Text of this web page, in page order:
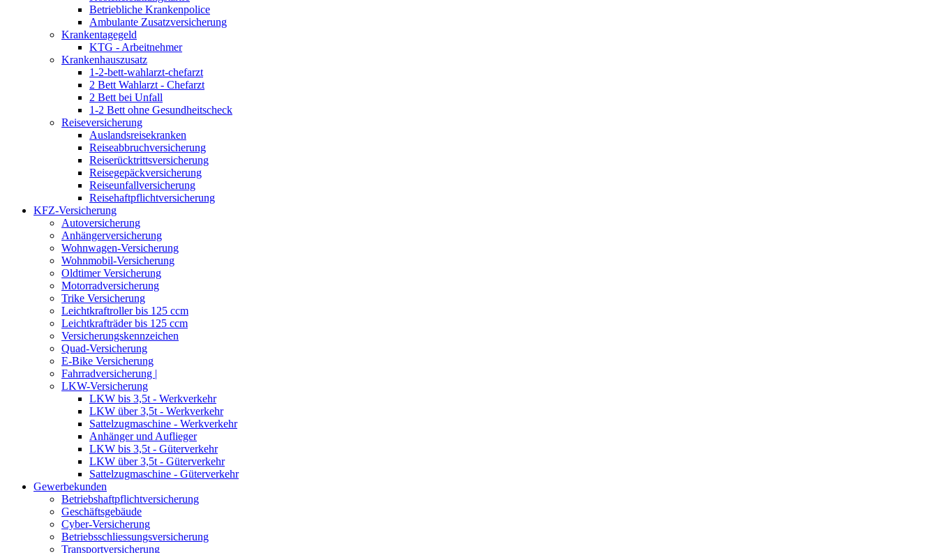
Betriebliche Krankenpolice
Ambulante Zusatzversicherung
Krankentagegeld
KTG - Arbeitnehmer
Krankenhauszusatz
1-2-bett-wahlarzt-chefarzt
2 Bett Wahlarzt - Chefarzt
2 Bett bei Unfall
1-2 Bett ohne Gesundheitscheck
Reiseversicherung
Auslandsreisekranken
Reiseabbruchversicherung
Reiserücktrittsversicherung
Reisegepäckversicherung
Reiseunfallversicherung
Reisehaftpflichtversicherung
KFZ-Versicherung
Autoversicherung
Anhängerversicherung
Wohnwagen-Versicherung
Wohnmobil-Versicherung
Oldtimer Versicherung
Motorradversicherung
Trike Versicherung
Leichtkraftroller bis 125 ccm
Leichtkrafträder bis 125 ccm
Versicherungskennzeichen
Quad-Versicherung
E-Bike Versicherung
Fahrradversicherung |
LKW-Versicherung
LKW bis 3,5t - Werkverkehr
LKW über 3,5t - Werkverkehr
Sattelzugmaschine - Werkverkehr
Anhänger und Auflieger
LKW bis 3,5t - Güterverkehr
LKW über 3,5t - Güterverkehr
Sattelzugmaschine - Güterverkehr
Gewerbekunden
Betriebshaftpflichtversicherung
Geschäftsgebäude
Cyber-Versicherung
Betriebsschliessungsversicherung
Transportversicherung